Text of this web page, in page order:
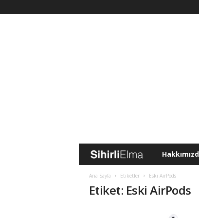
i
h
Ana Sayfa Etiketler Eski AirPods
Etiket: Eski AirPods